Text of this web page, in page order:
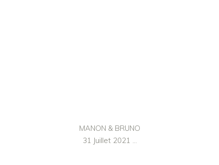
MANON & BRUNO
31 Juillet 2021